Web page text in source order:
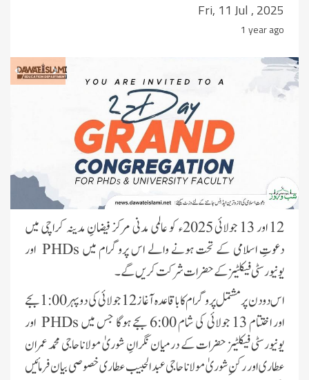
Fri, 11 Jul , 2025
1 year ago
Next
12 اور 13 جولائی 2025ء کو عالمی مدنی مرکز فیضانِ مدینہ کراچی میں
دعوتِ اسلامی کے تحت ہونے والے اس پروگرام میںPHDsاور
یونیورسٹی فیکلٹیز کے حضرات شرکت کریں گے۔
اس دو دن پر مشتمل پروگرام کا باقاعدہ آغاز 12 جولائی کی دوپہر 1:00 بجے
اور اختتام 13 جولائی کی شام 6:00 بجے ہوگا جس میں
PHDsاور
یونیورسٹی فیکلٹیز حضرات کے درمیان نگرانِ شوریٰ مولانا حاجی محمد عمران
عطاری اور رکنِ شوریٰ مولانا حاجی عبد الحبیب عطاری خصوصی بیان فرمائیں
اسلام آباد میں معروف شخصیات کے
لیے سیکھنے سکھانے کے حلقے کا انعقاد
کراچی میں ایگریکلچر اینڈ لائیو اسٹاک
سے وابستہ عاشقانِ رسول کا سنتوں
بھرا اجتماع